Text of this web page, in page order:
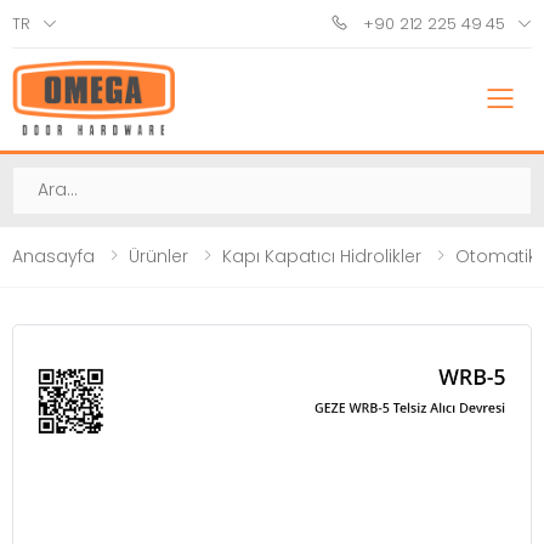
TR +90 212 225 49 45
Ara
Anasayfa Ürünler Kapı Kapatıcı Hidrolikler Otomatik